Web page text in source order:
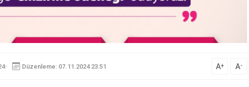
Düzenleme: 07.11.2024 23:51 A+ A-